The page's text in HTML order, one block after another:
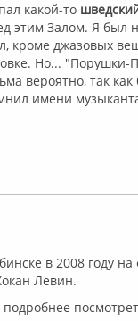
какой-то
этим Залом. Я был
кроме джазовых
Но...
вероятно, так
имени
в 2008 году
Левин.